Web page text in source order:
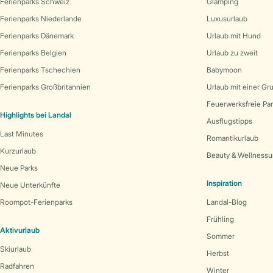
Ferienparks Niederlande
Ferienparks Dänemark
Ferienparks Belgien
Ferienparks Tschechien
Ferienparks Großbritannien
Highlights bei Landal
Last Minutes
Kurzurlaub
Neue Parks
Neue Unterkünfte
Roompot-Ferienparks
Aktivurlaub
Skiurlaub
Radfahren
Luxusurlaub
Urlaub mit Hund
Urlaub zu zweit
Babymoon
Urlaub mit einer
Feuerwerksfreie
Ausflugstipps
Romantikurlaub
Beauty &
Inspiration
Landal-Blog
Frühling
Sommer
Herbst
Winter